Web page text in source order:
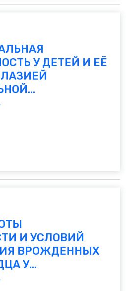
У ДЕТЕЙ И ЕЁ
И УСЛОВИЙ
ВРОЖДЕННЫХ
У...